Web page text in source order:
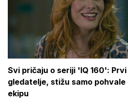
Svi pričaju o seriji 'IQ 160':
gledatelje, stižu samo pohvale
ekipu